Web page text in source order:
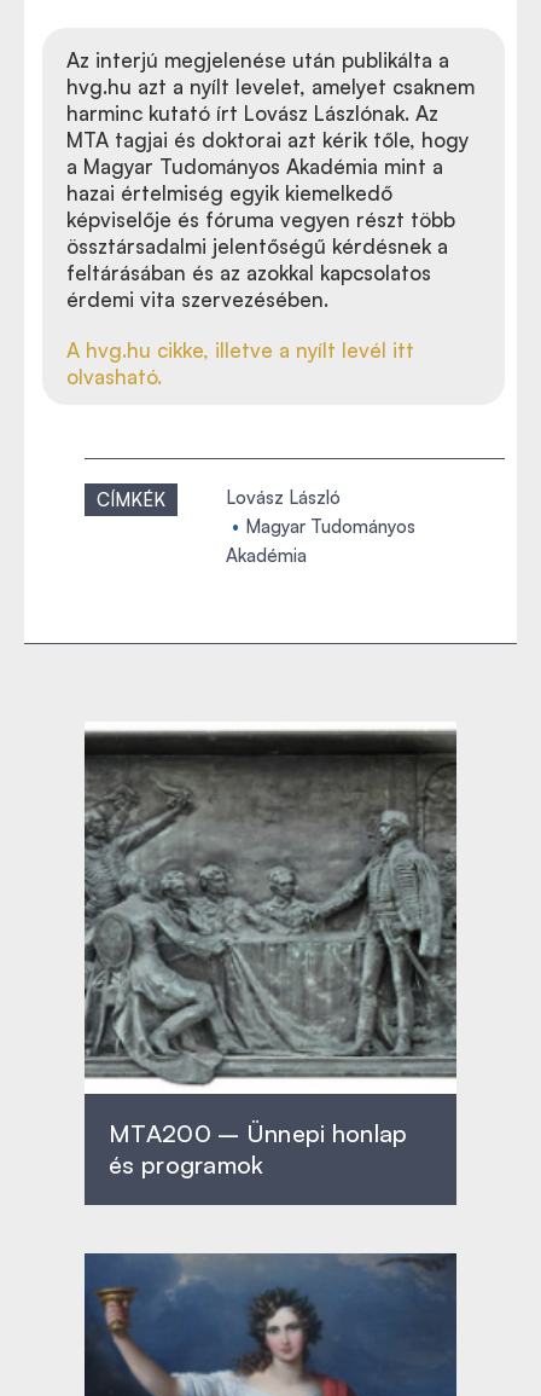
Az interjú megjelenése után publikálta a
hvg.hu azt a nyílt levelet, amelyet csaknem
harminc kutató írt Lovász Lászlónak. Az
MTA tagjai és doktorai azt kérik tőle, hogy
a Magyar Tudományos Akadémia mint a
hazai értelmiség egyik kiemelkedő
képviselője és fóruma vegyen részt több
össztársadalmi jelentőségű kérdésnek a
feltárásában és az azokkal kapcsolatos
érdemi vita szervezésében.
A hvg.hu cikke, illetve a nyílt levél itt
olvasható.
CÍMKÉK
Lovász László
Magyar Tudományos
Akadémia
MTA200 – Ünnepi honlap
és programok